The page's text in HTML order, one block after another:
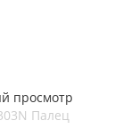
просмотр